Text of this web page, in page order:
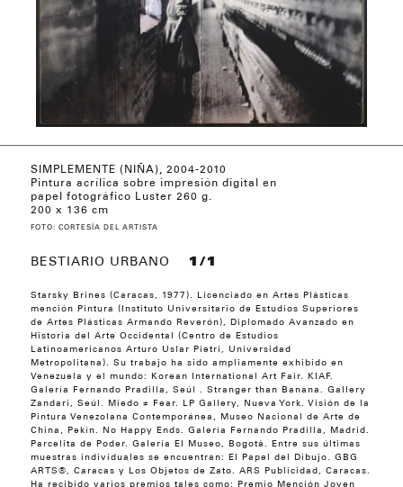
SIMPLEMENTE (NIÑA), 2004-2010
Pintura acrílica sobre impresión digital en
papel fotográfico Luster 260 g.
200 x 136 cm
FOTO: CORTESÍA DEL ARTISTA
LADRONES MATAN (PITCHER), 2011
EN LOS HECHOS (PERRO), 2011
TODOS LOS VIERNES (CONEJO), 2011
SER, 2011
SUCESOS CARCELES TRIBUNAL, 2011
MANTENGA LO ATROPELLARON, 2011
QUEDAN 14.950.000 ASEO, 2011
THINK PERO NO LO PIENSES MÁS, 2015
PRIMATE EN BOLIVIA IA IA, 2015
SALVAGE IN SALSA INN, 2015
LOS DIBUJOS DE NUEVA YORK, 2013
DAME LA MANO, 2013
AUNQUE NO (CABEZA AZUL), 2013
PEPITA CABEZA COLA CABEZA, 2013
LOS DIBUJOS DE NUEVA YORK, 2013
CONEJOS, 2013
LE ANTO (CY TWOMBLY), 2013
DE VENECIA PA DONDE (PATO), 2015
QUE QUE, 2011
PERRO PICAO, 2011
PARAPLIJIACO (FELIZ), 2014
TU (MUJER), 2013
HASTA LOS PA 2, 2015
LOS DIBUJOS DE NUEVA YORK, 2013
LOS DIBUJOS DE NUEVA YORK, 2013
PERRO I TIBURON, 2014
CABEZA QUIJADA OCICO Y EXTRIMIDADES,
2016
EN VEZ DE VIVIR MORIREMOS EN ELLA, 2011
DISTRITO BARÓN, 2011
EN EL PATIO DE LAS APARICIONES, 2006
BESTIARIO URBANO 1/1
Starsky Brines (Caracas, 1977). Licenciado en Artes Plásticas
mención Pintura (Instituto Universitario de Estudios Superiores
de Artes Plásticas Armando Reverón), Diplomado Avanzado en
Historia del Arte Occidental (Centro de Estudios
Latinoamericanos Arturo Uslar Pietri, Universidad
Metropolitana). Su trabajo ha sido ampliamente exhibido en
Venezuela y el mundo: Korean International Art Fair. KIAF.
Galería Fernando Pradilla, Seúl . Stranger than Banana. Gallery
Zandari, Seúl. Miedo ≠ Fear. LP Gallery, Nueva York. Visión de la
Pintura Venezolana Contemporánea, Museo Nacional de Arte de
China, Pekín. No Happy Ends. Galería Fernando Pradilla, Madrid.
Parcelita de Poder. Galería El Museo, Bogotá. Entre sus últimas
muestras individuales se encuentran: El Papel del Dibujo. GBG
ARTS®, Caracas y Los Objetos de Zato. ARS Publicidad, Caracas.
Ha recibido varios premios tales como: Premio Mención Joven